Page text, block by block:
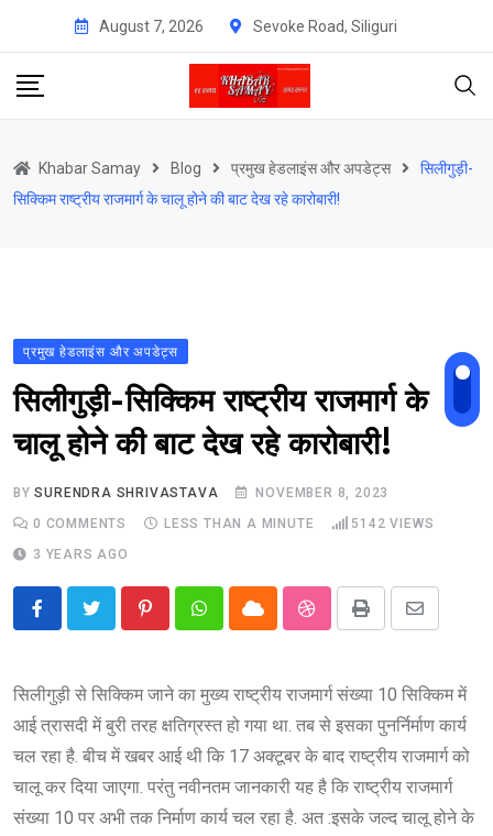
content
August 7, 2026 Sevoke Road, Siliguri
Khabar Samay Blog प्रमुख हेडलाइंस और अपडेट्स
सिलीगुड़ी-
सिक्किम राष्ट्रीय राजमार्ग के चालू होने की बाट देख रहे कारोबारी!
प्रमुख हेडलाइंस और अपडेट्स
सिलीगुड़ी-सिक्किम राष्ट्रीय राजमार्ग के
चालू होने की बाट देख रहे कारोबारी!
BYSURENDRA SHRIVASTAVA
NOVEMBER 8, 2023
0 COMMENTS LESS THAN A MINUTE 5142 VIEWS
3 YEARS AGO
PinterestWhatsappCloud StumbleUpon
Print
Share
Email
सिलीगुड़ी से सिक्किम जाने का मुख्य राष्ट्रीय राजमार्ग संख्या 10 सिक्किम में
आई त्रासदी में बुरी तरह क्षतिग्रस्त हो गया था. तब से इसका पुनर्निर्माण कार्य
चल रहा है. बीच में खबर आई थी कि 17 अक्टूबर के बाद राष्ट्रीय राजमार्ग को
चालू कर दिया जाएगा. परंतु नवीनतम जानकारी यह है कि राष्ट्रीय राजमार्ग
संख्या 10 पर अभी तक निर्माण कार्य चल रहा है. अत :इसके जल्द चालू होने के